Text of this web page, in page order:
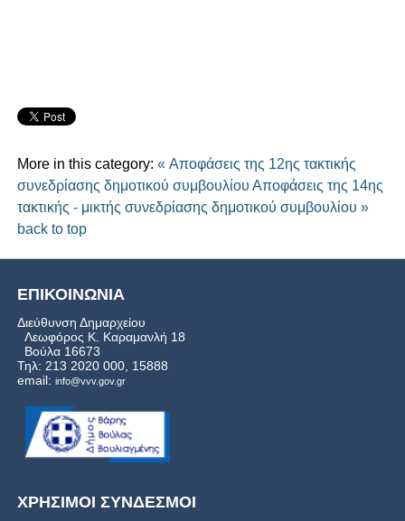
More in this category: « Αποφάσεις της 12ης τακτικής
συνεδρίασης δημοτικού συμβουλίου Αποφάσεις της 14ης
τακτικής - μικτής συνεδρίασης δημοτικού συμβουλίου »
back to top
ΕΠΙΚΟΙΝΩΝΙΑ
Διεύθυνση Δημαρχείου
Λεωφόρος Κ. Καραμανλή 18
Βούλα 16673
Τηλ: 213 2020 000, 15888
email: info@vvv.gov.gr
ΧΡΗΣΙΜΟΙ ΣΥΝΔΕΣΜΟΙ